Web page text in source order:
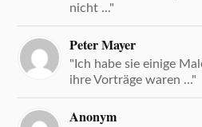
nicht ..."
Peter Mayer
"Ich habe sie einige
ihre Vorträge waren ..."
Anonym